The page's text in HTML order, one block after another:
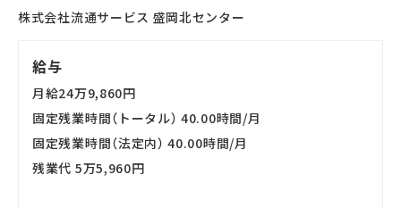
SHARE
株式会社流通サービス 盛岡北センター
給与
月給24万9,860円
固定残業時間（トータル） 40.00時間/月
固定残業時間（法定内） 40.00時間/月
残業代 5万5,960円